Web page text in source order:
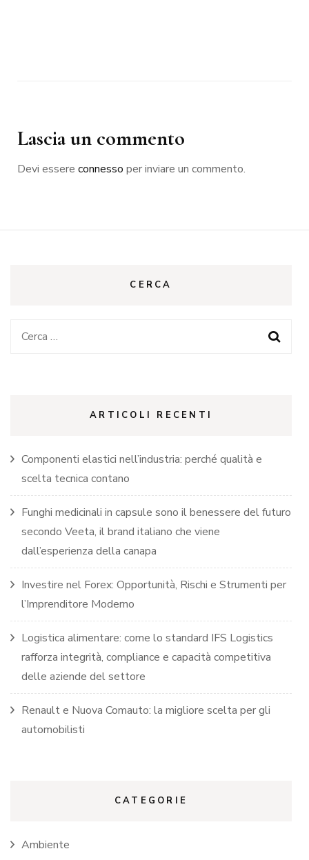
Lascia un commento
Devi essere connesso per inviare un commento.
CERCA
Ricerca
ARTICOLI RECENTI
Componenti elastici nell’industria: perché qualità e
scelta tecnica contano
Funghi medicinali in capsule sono il benessere del futuro
secondo Veeta, il brand italiano che viene
dall’esperienza della canapa
Investire nel Forex: Opportunità, Rischi e Strumenti per
l’Imprenditore Moderno
Logistica alimentare: come lo standard IFS Logistics
rafforza integrità, compliance e capacità competitiva
delle aziende del settore
Renault e Nuova Comauto: la migliore scelta per gli
automobilisti
CATEGORIE
Ambiente